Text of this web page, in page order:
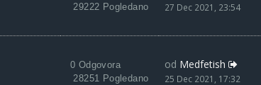
29222 Pogledano
27 Dec 2021, 23:54
0 Odgovora
28251 Pogledano
od Medfetish
25 Dec 2021, 17:32